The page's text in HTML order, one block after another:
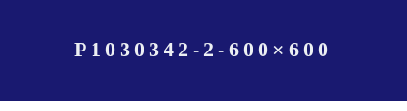
P1030342-2-600×600